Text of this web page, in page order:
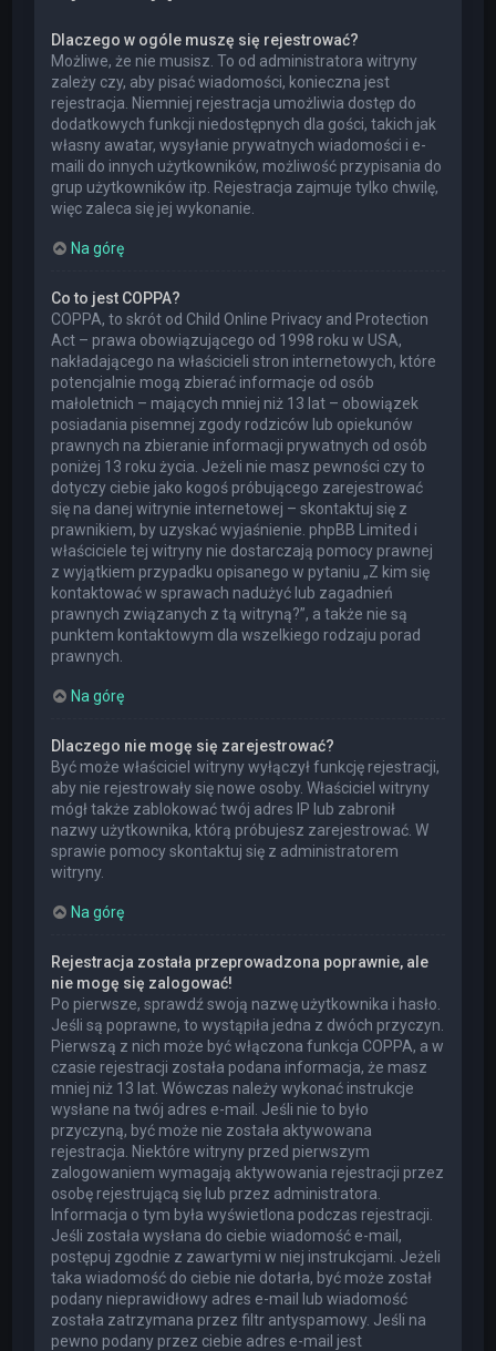
Dlaczego w ogóle muszę się rejestrować?
Możliwe, że nie musisz. To od administratora witryny
zależy czy, aby pisać wiadomości, konieczna jest
rejestracja. Niemniej rejestracja umożliwia dostęp do
dodatkowych funkcji niedostępnych dla gości, takich jak
własny awatar, wysyłanie prywatnych wiadomości i e-
maili do innych użytkowników, możliwość przypisania do
grup użytkowników itp. Rejestracja zajmuje tylko chwilę,
więc zaleca się jej wykonanie.
Na górę
Co to jest COPPA?
COPPA, to skrót od Child Online Privacy and Protection
Act – prawa obowiązującego od 1998 roku w USA,
nakładającego na właścicieli stron internetowych, które
potencjalnie mogą zbierać informacje od osób
małoletnich – mających mniej niż 13 lat – obowiązek
posiadania pisemnej zgody rodziców lub opiekunów
prawnych na zbieranie informacji prywatnych od osób
poniżej 13 roku życia. Jeżeli nie masz pewności czy to
dotyczy ciebie jako kogoś próbującego zarejestrować
się na danej witrynie internetowej – skontaktuj się z
prawnikiem, by uzyskać wyjaśnienie. phpBB Limited i
właściciele tej witryny nie dostarczają pomocy prawnej
z wyjątkiem przypadku opisanego w pytaniu „Z kim się
kontaktować w sprawach nadużyć lub zagadnień
prawnych związanych z tą witryną?”, a także nie są
punktem kontaktowym dla wszelkiego rodzaju porad
prawnych.
Na górę
Dlaczego nie mogę się zarejestrować?
Być może właściciel witryny wyłączył funkcję rejestracji,
aby nie rejestrowały się nowe osoby. Właściciel witryny
mógł także zablokować twój adres IP lub zabronił
nazwy użytkownika, którą próbujesz zarejestrować. W
sprawie pomocy skontaktuj się z administratorem
witryny.
Na górę
Rejestracja została przeprowadzona poprawnie, ale
nie mogę się zalogować!
Po pierwsze, sprawdź swoją nazwę użytkownika i hasło.
Jeśli są poprawne, to wystąpiła jedna z dwóch przyczyn.
Pierwszą z nich może być włączona funkcja COPPA, a w
czasie rejestracji została podana informacja, że masz
mniej niż 13 lat. Wówczas należy wykonać instrukcje
wysłane na twój adres e-mail. Jeśli nie to było
przyczyną, być może nie została aktywowana
rejestracja. Niektóre witryny przed pierwszym
zalogowaniem wymagają aktywowania rejestracji przez
osobę rejestrującą się lub przez administratora.
Informacja o tym była wyświetlona podczas rejestracji.
Jeśli została wysłana do ciebie wiadomość e-mail,
postępuj zgodnie z zawartymi w niej instrukcjami. Jeżeli
taka wiadomość do ciebie nie dotarła, być może został
podany nieprawidłowy adres e-mail lub wiadomość
została zatrzymana przez filtr antyspamowy. Jeśli na
pewno podany przez ciebie adres e-mail jest